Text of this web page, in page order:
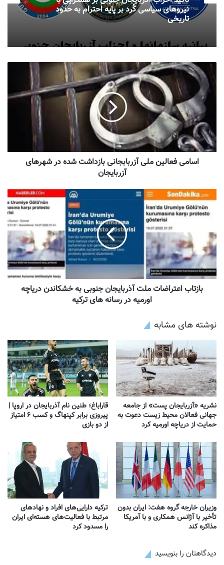
نیروهای سیاسی کُرد بر پایه احترام به حدود
تاریخی
اسامی فعالین ملی آزربابجانی بازداشت شده در شهرهای
آزربایجان
بازتاب اعتراضات ملت آذربایجان جنوبی به خشکاندن دریاچه
اورمیه در رسانه های ترکیه
نوشته های مشابه
نشریه «آزربایجان پست» از جامعه
جهانی فعالان محیط زیست دعوت به
حمایت از دریاچه اورمیه کرد
قاراباغ؛ طنین نام آذربایجان در اروپا |
پیروزی برابر کپنهاگ و کسب ۶ امتیاز
از دو بازی
وزیران خارجه گروه هفت: ایران بدون
تأخیر با آژانس همکاری و با آمریکا
مذاکره کند
ترکیه دارایی‌های افراد و نهادهای
مرتبط با فعالیت‌های هسته‌ای ایران
را مسدود کرد
دیدگاهتان را بنویسید